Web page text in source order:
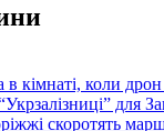
в кімнаті, коли
для
скоротять